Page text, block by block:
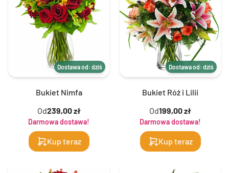
Dostawa od: dziś
Bukiet Nimfa
Od239,00 zł
Darmowa dostawa!
Kup teraz
Dostawa od: dziś
Bukiet Róż i Lilii
Od199,00 zł
Darmowa dostawa!
Kup teraz